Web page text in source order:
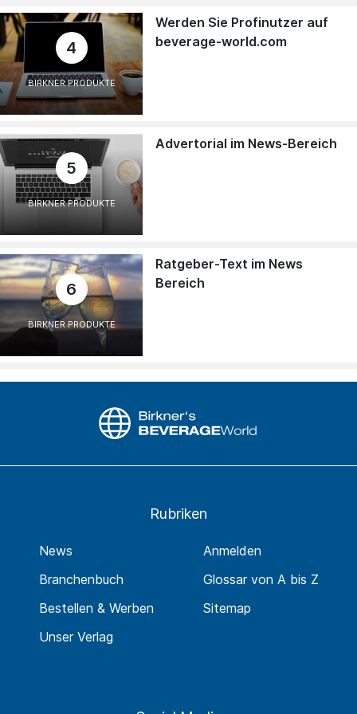
4
BIRKNER PRODUKTE
Werden Sie Profinutzer auf
beverage-world.com
5
BIRKNER PRODUKTE
Advertorial im News-Bereich
6
BIRKNER PRODUKTE
Ratgeber-Text im News
Bereich
Rubriken
News
Branchenbuch
Bestellen & Werben
Unser Verlag
Anmelden
Glossar von A bis Z
Sitemap